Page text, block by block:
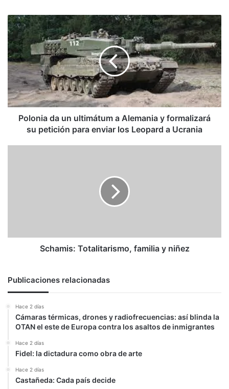
Polonia
da
un
ultimátum
a
Alemania
formalizará
su
petición
Polonia da un ultimátum a Alemania y formalizará
su petición para enviar los Leopard a Ucrania
Schamis: Totalitarismo, familia y niñez
Publicaciones relacionadas
Hace 2 días
Cámaras térmicas, drones y radiofrecuencias: así blinda la
OTAN el este de Europa contra los asaltos de inmigrantes
Hace 2 días
Fidel: la dictadura como obra de arte
Hace 2 días
Castañeda: Cada país decide